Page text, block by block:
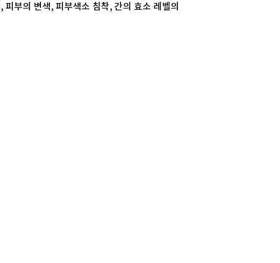
피부의 변색, 피부색소 침착, 간의 효소 레벨의